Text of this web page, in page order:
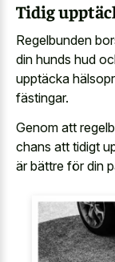
Tidig
Regelbunden
din hunds hud
upptäcka
fästingar.
Genom att
chans att tidigt
är bättre för din